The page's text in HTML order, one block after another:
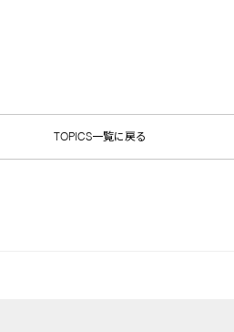
TOPICS一覧に戻る